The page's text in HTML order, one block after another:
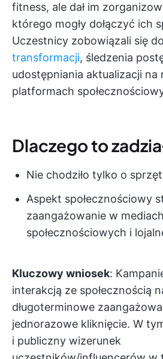
fitness, ale dał im
którego mogły dołączyć ich
Uczestnicy zobowiązali się do
transformacji, śledzenia
udostępniania aktualizacji na
platformach
Dlaczego to
Nie chodziło tylko o
Aspekt społecznościowy
zaangażowanie w mediach
społecznościowych i
Kluczowy wniosek:
interakcją ze społecznością
długoterminowe
jednorazowe kliknięcie. W
i publiczny wizerunek